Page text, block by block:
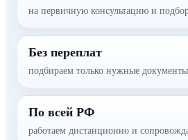
на первичную консультацию и
Без переплат
подбираем только нужные документы
По всей РФ
работаем дистанционно и